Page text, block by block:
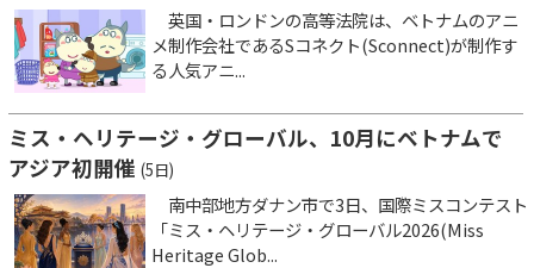
英国・ロンドンの高等法院は、ベトナムのアニ
メ制作会社であるSコネクト(Sconnect)が制作す
る人気アニ...
ミス・ヘリテージ・グローバル、10月にベトナムで
アジア初開催 (5日)
南中部地方ダナン市で3日、国際ミスコンテスト
「ミス・ヘリテージ・グローバル2026(Miss
Heritage Glob...